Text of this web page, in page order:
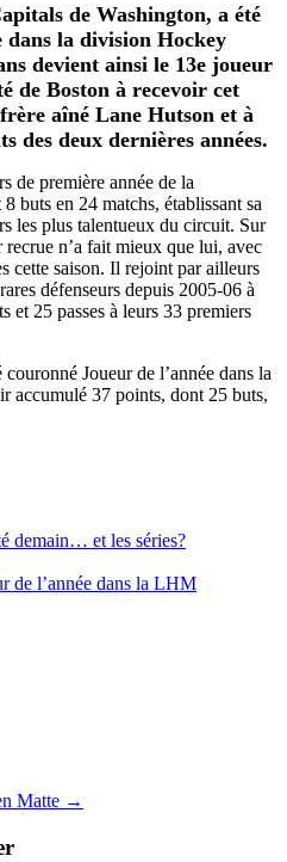
de Washington, a été
dans la division Hockey
devient ainsi le 13e joueur
de Boston à recevoir cet
aîné Lane Hutson et à
des deux dernières années.
de première année de la
buts en 24 matchs, établissant sa
les plus talentueux du circuit. Sur
n’a fait mieux que lui, avec
cette saison. Il rejoint par ailleurs
défenseurs depuis 2005-06 à
et 25 passes à leurs 33 premiers
Joueur de l’année dans la
accumulé 37 points, dont 25 buts,
:
demain… et les séries?
de l’année dans la LHM
Matte →